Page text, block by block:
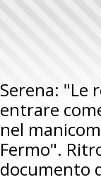
Serena: "Le
entrare
nel
Fermo".
documento